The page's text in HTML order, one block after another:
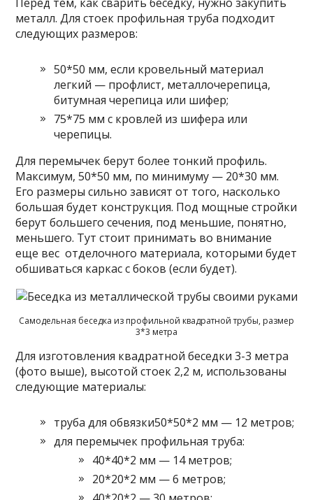
металл. Для стоек профильная труба подходит
следующих размеров:
50*50 мм, если кровельный материал
легкий — профлист, металлочерепица,
битумная черепица или шифер;
75*75 мм с кровлей из шифера или
черепицы.
Для перемычек берут более тонкий профиль.
Максимум, 50*50 мм, по минимуму — 20*30 мм.
Его размеры сильно зависят от того, насколько
большая будет конструкция. Под мощные стройки
берут большего сечения, под меньшие, понятно,
меньшего. Тут стоит принимать во внимание
еще вес отделочного материала, которыми будет
обшиваться каркас с боков (если будет).
Самодельная беседка из профильной квадратной трубы, размер
3*3 метра
Для изготовления квадратной беседки 3-3 метра
(фото выше), высотой стоек 2,2 м, использованы
следующие материалы:
труба для обвязки50*50*2 мм — 12 метров;
для перемычек профильная труба:
40*40*2 мм — 14 метров;
20*20*2 мм — 6 метров;